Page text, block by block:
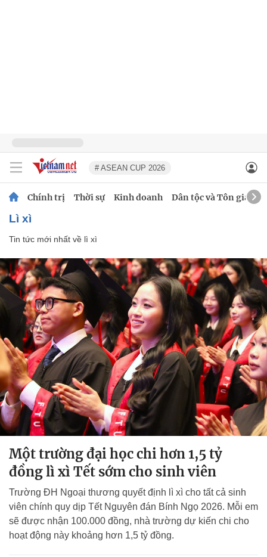
# ASEAN CUP 2026
Chính trị Thời sự Kinh doanh Dân tộc và Tôn giáo
lì xì
Tin tức mới nhất về lì xì
Một trường đại học chi hơn 1,5 tỷ
đồng lì xì Tết sớm cho sinh viên
Trường ĐH Ngoại thương quyết định lì xì cho tất cả sinh
viên chính quy dịp Tết Nguyên đán Bính Ngọ 2026. Mỗi em
sẽ được nhận 100.000 đồng, nhà trường dự kiến chi cho
hoạt động này khoảng hơn 1,5 tỷ đồng.